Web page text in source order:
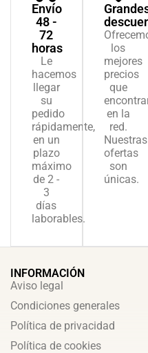
Envío
48 -
72
horas
Le
hacemos
llegar
su
pedido
rápidamente,
en un
plazo
máximo
de 2 -
3
días
laborables.
los
mejores
precios
que
en la
red.
Nuestras
ofertas
son
únicas.
INFORMACIÓN
Aviso legal
Condiciones generales
Política de privacidad
Política de cookies